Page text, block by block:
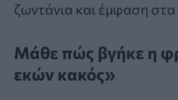
ζωντάνια και έμφαση
Μάθε πώς βγήκε η
εκών κακός»